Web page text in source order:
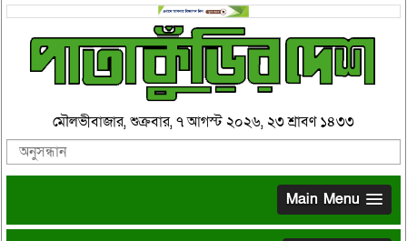
মৌলভীবাজার, শুক্রবার, ৭ আগস্ট ২০২৬, ২৩ শ্রাবণ ১৪৩৩
Main Menu